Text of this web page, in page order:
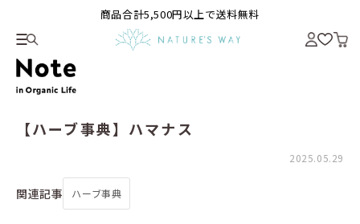
商品合計5,500円以上で送料無料
【ハーブ事典】ハマナス
2025.05.29
関連記事 ハーブ事典